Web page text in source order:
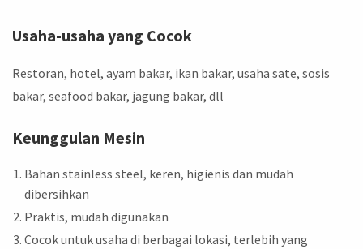
Usaha-usaha yang Cocok
Restoran, hotel, ayam bakar, ikan bakar, usaha sate, sosis
bakar, seafood bakar, jagung bakar, dll
Keunggulan Mesin
Bahan stainless steel, keren, higienis dan mudah
dibersihkan
Praktis, mudah digunakan
Cocok untuk usaha di berbagai lokasi, terlebih yang